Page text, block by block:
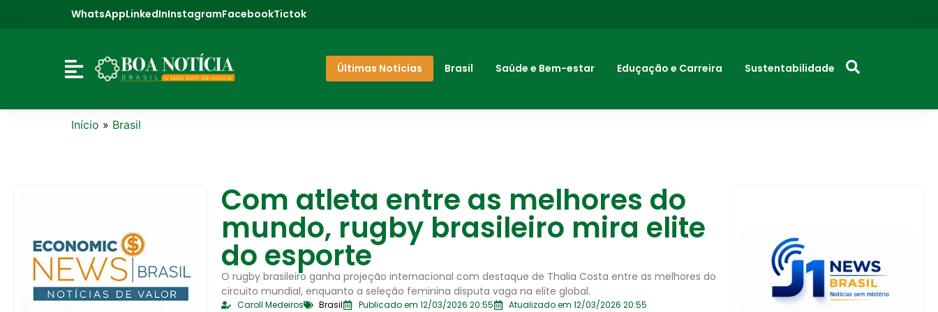
WhatsAppLinkedInInstagramFacebookTictok
Últimas Notícias Brasil Saúde e Bem-estar Eduçação e Carreira Sustentabilidade
Início » Brasil
Com atleta entre as melhores do
mundo, rugby brasileiro mira elite
do esporte
O rugby brasileiro ganha projeção internacional com destaque de Thalia Costa entre as melhores do
circuito mundial, enquanto a seleção feminina disputa vaga na elite global.
Caroll Medeiros Brasil Publicado em 12/03/2026 20:55
Atualizado em 12/03/2026 20:55